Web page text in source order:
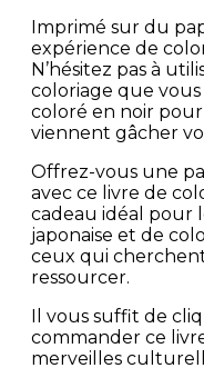
Imprimé sur du
expérience de
N’hésitez pas à
coloriage que vous
coloré en noir
viennent gâcher
Offrez-vous une
avec ce livre de
cadeau idéal pour
japonaise et de
ceux qui
ressourcer.
Il vous suffit de
commander ce
merveilles